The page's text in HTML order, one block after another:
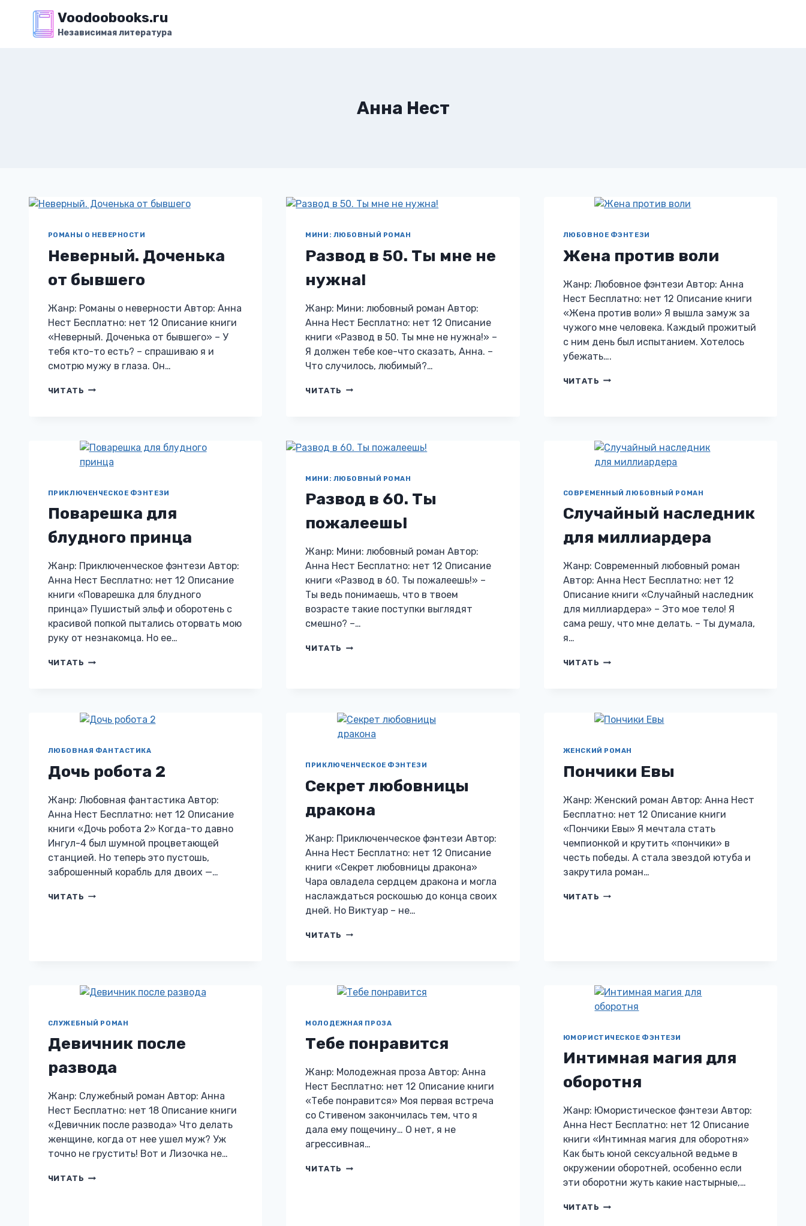
содержимому
Voodoobooks.ru
Независимая литература
Анна Нест
РОМАНЫ О НЕВЕРНОСТИ
Неверный. Доченька
от бывшего
Жанр: Романы о неверности Автор: Анна
Нест Бесплатно: нет 12 Описание книги
«Неверный. Доченька от бывшего» – У
тебя кто-то есть? – спрашиваю я и
смотрю мужу в глаза. Он…
ЧИТАТЬ НЕВЕРНЫЙ.
МИНИ: ЛЮБОВНЫЙ РОМАН
Развод в 50. Ты мне не
нужна!
Жанр: Мини: любовный роман Автор:
Анна Нест Бесплатно: нет 12 Описание
книги «Развод в 50. Ты мне не нужна!» –
Я должен тебе кое-что сказать, Анна. –
Что случилось, любимый?…
ЧИТАТЬ РАЗВОД
НЕ
ЛЮБОВНОЕ ФЭНТЕЗИ
Жена против воли
Жанр: Любовное фэнтези Автор: Анна
Нест Бесплатно: нет 12 Описание книги
«Жена против воли» Я вышла замуж за
чужого мне человека. Каждый прожитый
с ним день был испытанием. Хотелось
убежать….
ЧИТАТЬ ЖЕНА
ПРИКЛЮЧЕНЧЕСКОЕ ФЭНТЕЗИ
Поварешка для
блудного принца
Жанр: Приключенческое фэнтези Автор:
Анна Нест Бесплатно: нет 12 Описание
книги «Поварешка для блудного
принца» Пушистый эльф и оборотень с
красивой попкой пытались оторвать мою
руку от незнакомца. Но ее…
ЧИТАТЬ ПОВАРЕШКА
МИНИ: ЛЮБОВНЫЙ РОМАН
Развод в 60. Ты
пожалеешь!
Жанр: Мини: любовный роман Автор:
Анна Нест Бесплатно: нет 12 Описание
книги «Развод в 60. Ты пожалеешь!» –
Ты ведь понимаешь, что в твоем
возрасте такие поступки выглядят
смешно? –…
ЧИТАТЬ РАЗВОД
СОВРЕМЕННЫЙ ЛЮБОВНЫЙ РОМАН
Случайный наследник
для миллиардера
Жанр: Современный любовный роман
Автор: Анна Нест Бесплатно: нет 12
Описание книги «Случайный наследник
для миллиардера» – Это мое тело! Я
сама решу, что мне делать. – Ты думала,
я…
ЧИТАТЬ СЛУЧАЙНЫЙ
ЛЮБОВНАЯ ФАНТАСТИКА
Дочь робота 2
Жанр: Любовная фантастика Автор:
Анна Нест Бесплатно: нет 12 Описание
книги «Дочь робота 2» Когда-то давно
Ингул-4 был шумной процветающей
станцией. Но теперь это пустошь,
заброшенный корабль для двоих —…
ЧИТАТЬ ДОЧЬ
ПРИКЛЮЧЕНЧЕСКОЕ ФЭНТЕЗИ
Секрет любовницы
дракона
Жанр: Приключенческое фэнтези Автор:
Анна Нест Бесплатно: нет 12 Описание
книги «Секрет любовницы дракона»
Чара овладела сердцем дракона и могла
наслаждаться роскошью до конца своих
дней. Но Виктуар – не…
ЧИТАТЬ СЕКРЕТ
ЖЕНСКИЙ РОМАН
Пончики Евы
Жанр: Женский роман Автор: Анна Нест
Бесплатно: нет 12 Описание книги
«Пончики Евы» Я мечтала стать
чемпионкой и крутить «пончики» в
честь победы. А стала звездой ютуба и
закрутила роман…
ЧИТАТЬ ПОНЧИКИ
СЛУЖЕБНЫЙ РОМАН
Девичник после
развода
Жанр: Служебный роман Автор: Анна
Нест Бесплатно: нет 18 Описание книги
«Девичник после развода» Что делать
женщине, когда от нее ушел муж? Уж
точно не грустить! Вот и Лизочка не…
ЧИТАТЬ ДЕВИЧНИК
МОЛОДЕЖНАЯ ПРОЗА
Тебе понравится
Жанр: Молодежная проза Автор: Анна
Нест Бесплатно: нет 12 Описание книги
«Тебе понравится» Моя первая встреча
со Стивеном закончилась тем, что я
дала ему пощечину… О нет, я не
агрессивная…
ЧИТАТЬ ТЕБЕ
ЮМОРИСТИЧЕСКОЕ ФЭНТЕЗИ
Интимная магия для
оборотня
Жанр: Юмористическое фэнтези Автор:
Анна Нест Бесплатно: нет 12 Описание
книги «Интимная магия для оборотня»
Как быть юной сексуальной ведьме в
окружении оборотней, особенно если
эти оборотни жуть какие настырные,…
ЧИТАТЬ ИНТИМНАЯ